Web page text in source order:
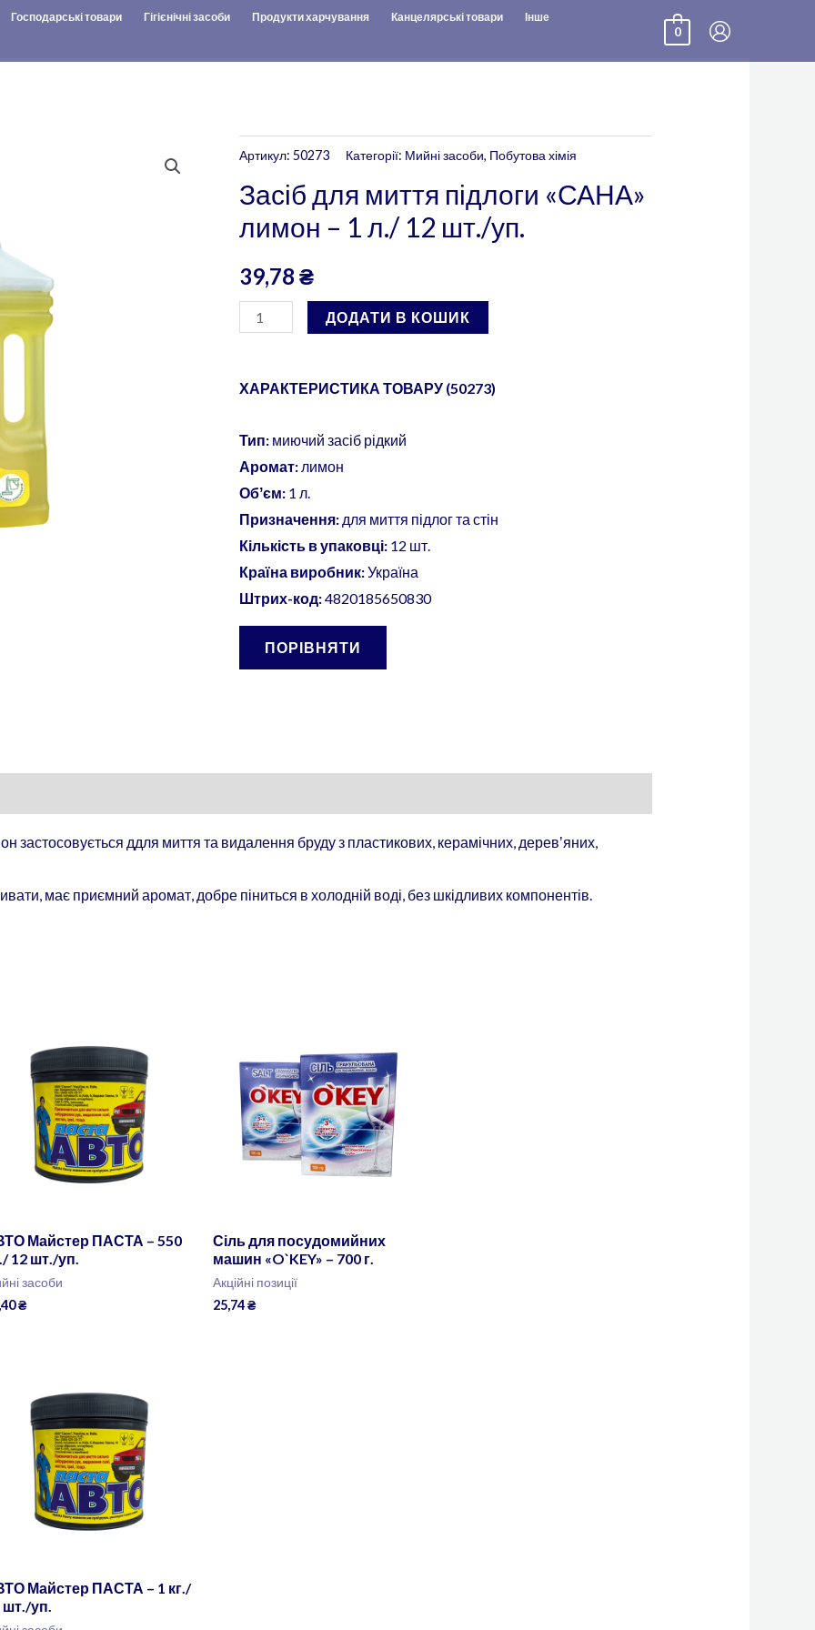
Господарські товари Гігієнічні засоби Продукти харчування Канцелярські товари Інше
0
Артикул:50273 Категорії: Мийні засоби, Побутова хімія
Засіб для миття підлоги «САНА»
лимон – 1 л./ 12 шт./уп.
39,78₴
Засіб
миття
підлоги
лимон
-
1
12
уп.
кількість
ДОДАТИ В КОШИК
ХАРАКТЕРИСТИКА ТОВАРУ (50273)
Тип: миючий засіб рідкий
Аромат: лимон
Обʼєм: 1 л.
Призначення: для миття підлог та стін
Кількість в упаковці: 12 шт.
Країна виробник:Україна
Штрих-код:4820185650830
ПОРІВНЯТИ
застосовується ддля миття та видалення бруду з пластикових, керамічних, деревʼяних,
має приємний аромат, добре піниться в холодній воді, без шкідливих компонентів.
Майстер ПАСТА – 550
12 шт./уп.
засоби
₴
Сіль для посудомийних
машин «O`KEY» – 700 г.
Акційні позиції
25,74₴
Майстер ПАСТА – 1 кг./
шт./уп.